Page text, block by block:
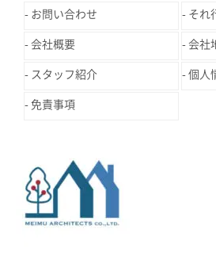
お問い合わせ それ
会社概要 会社
スタッフ紹介 個人
免責事項